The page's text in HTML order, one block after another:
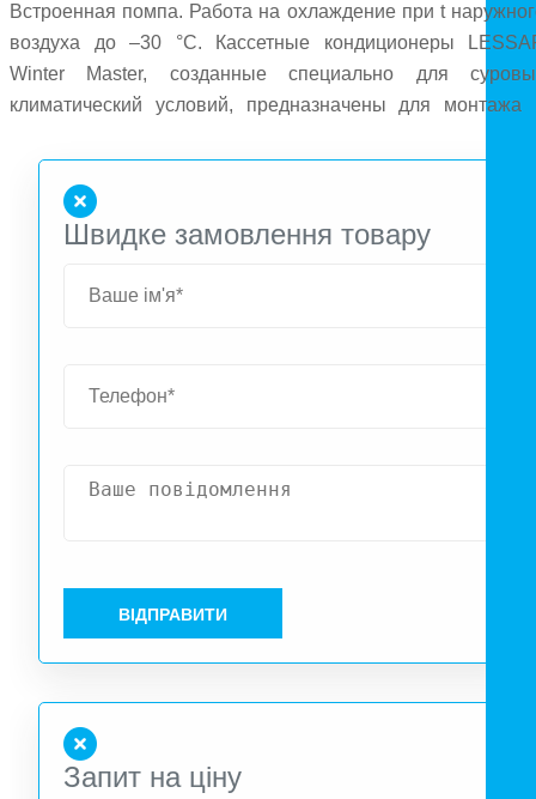
Встроенная помпа. Работа на охлаждение при t
воздуха до –30 °C. Кассетные кондиционеры
Winter Master, созданные специально для
климатический условий, предназначены для монтажа
управляемые жалюзи, обеспечивающие
комфортное воздухораспределение. Кондиционеры
раздачей воздуха по семи направлениям
назначения. Максимальный комфорт обеспечивается
Швидке замовлення товару
ВІДПРАВИТИ
Запит на ціну